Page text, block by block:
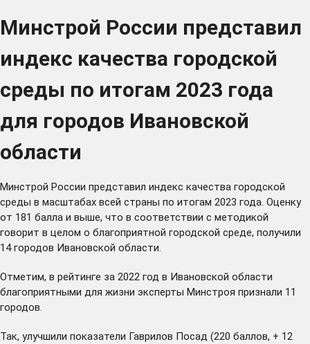
Минстрой России представил
индекс качества городской
среды по итогам 2023 года
для городов Ивановской
области
Минстрой России представил индекс качества городской
среды в масштабах всей страны по итогам 2023 года. Оценку
от 181 балла и выше, что в соответствии с методикой
говорит в целом о благоприятной городской среде, получили
14 городов Ивановской области.
Отметим, в рейтинге за 2022 год в Ивановской области
благоприятными для жизни эксперты Минстроя признали 11
городов.
Так, улучшили показатели Гаврилов Посад (220 баллов, + 12